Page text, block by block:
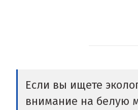
Если вы ищете
внимание на белую